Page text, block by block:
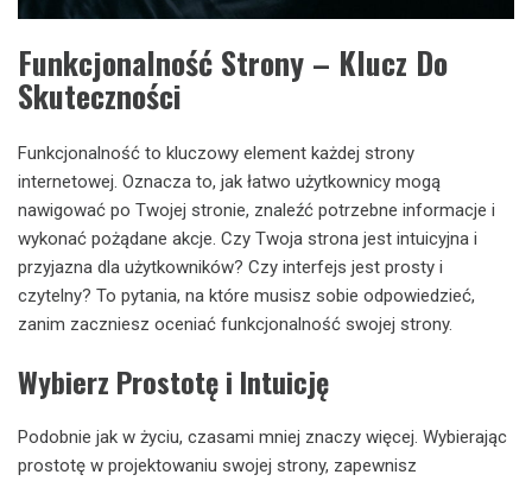
Funkcjonalność Strony – Klucz Do
Skuteczności
Funkcjonalność to kluczowy element każdej strony
internetowej. Oznacza to, jak łatwo użytkownicy mogą
nawigować po Twojej stronie, znaleźć potrzebne informacje i
wykonać pożądane akcje. Czy Twoja strona jest intuicyjna i
przyjazna dla użytkowników? Czy interfejs jest prosty i
czytelny? To pytania, na które musisz sobie odpowiedzieć,
zanim zaczniesz oceniać funkcjonalność swojej strony.
Wybierz Prostotę i Intuicję
Podobnie jak w życiu, czasami mniej znaczy więcej. Wybierając
prostotę w projektowaniu swojej strony, zapewnisz